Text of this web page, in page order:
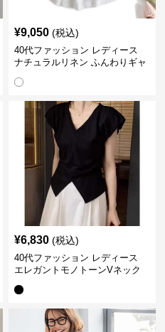
¥9,050 (税込)
40代ファッション レディース
ナチュラルリネン ふんわりギャ
¥6,830 (税込)
40代ファッション レディース
エレガントモノトーンVネック